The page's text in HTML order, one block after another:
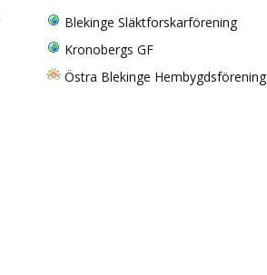
Blekinge Släktforskarförening
Kronobergs GF
Östra Blekinge Hembygdsförening